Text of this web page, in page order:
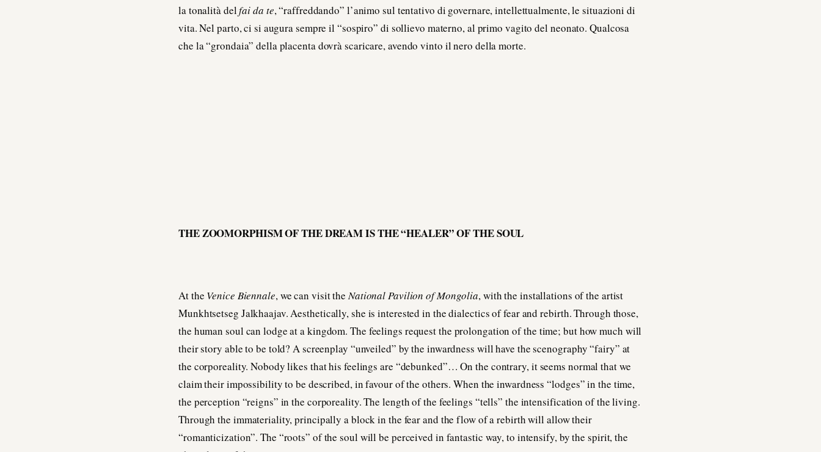
la tonalità delfai da te, “raffreddando” l’animo sul tentativo di governare, intellettualmente, le situazioni di
vita. Nel parto, ci si augura sempre il “sospiro” di sollievo materno, al primo vagito del neonato. Qualcosa
che la “grondaia” della placenta dovrà scaricare, avendo vinto il nero della morte.
THE ZOOMORPHISM OF THE DREAM IS THE “HEALER” OF THE SOUL
At the Venice Biennale, we can visit theNational Pavilion of Mongolia, with the installations of the artist
Munkhtsetseg Jalkhaajav. Aesthetically, she is interested in the dialectics of fear and rebirth. Through those,
the human soul can lodge at a kingdom. The feelings request the prolongation of the time; but how much will
their story able to be told? A screenplay “unveiled” by the inwardness will have the scenography “fairy” at
the corporeality. Nobody likes that his feelings are “debunked”… On the contrary, it seems normal that we
claim their impossibility to be described, in favour of the others. When the inwardness “lodges” in the time,
the perception “reigns” in the corporeality. The length of the feelings “tells” the intensification of the living.
Through the immateriality, principally a block in the fear and the flow of a rebirth will allow their
“romanticization”. The “roots” of the soul will be perceived in fantastic way, to intensify, by the spirit, the